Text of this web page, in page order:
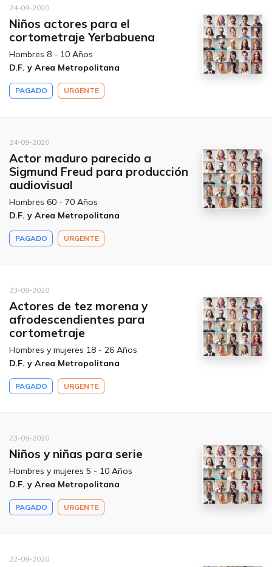
24-09-2020
Niños actores para el
cortometraje Yerbabuena
Hombres 8 - 10 Años
D.F. y Area Metropolitana
PAGADO URGENTE
24-09-2020
Actor maduro parecido a
Sigmund Freud para producción
audiovisual
Hombres 60 - 70 Años
D.F. y Area Metropolitana
PAGADO URGENTE
23-09-2020
Actores de tez morena y
afrodescendientes para
cortometraje
Hombres y mujeres 18 - 26 Años
D.F. y Area Metropolitana
PAGADO URGENTE
23-09-2020
Niños y niñas para serie
Hombres y mujeres 5 - 10 Años
D.F. y Area Metropolitana
PAGADO URGENTE
22-09-2020